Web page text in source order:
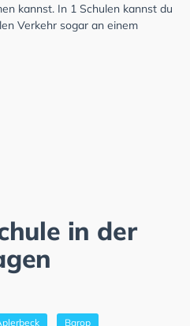
kannst. In 1 Schulen kannst du
Verkehr sogar an einem
in der
Barop